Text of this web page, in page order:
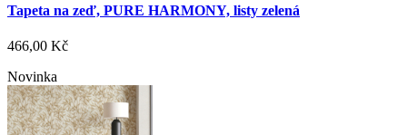
Tapeta na zeď, PURE HARMONY, listy zelená
466,00 Kč
Novinka